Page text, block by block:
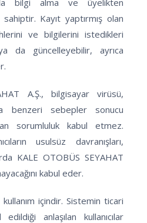
bilgi alma ve üyelikten
Kayıt yaptırmış olan
ve bilgilerini istedikleri
da güncelleyebilir, ayrıca
A.Ş., bilgisayar virüsü,
benzeri sebepler sonucu
sorumluluk kabul etmez.
usulsüz davranışları,
KALE OTOBÜS SEYAHAT
kabul eder.
içindir. Sistemin ticari
anlaşılan kullanıcılar